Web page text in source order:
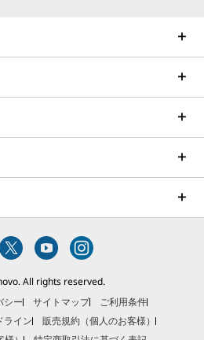
ンスをのため、米国国防総
験手順、品質チェックを満
回ることで、極端な気温、
な環境下でも安定した動作
現します。
異なります
ードウェアがサポートする最
プターによってバージョンが異
ンダーの更新状況によって異な
All rights reserved.
シー サイトマップ
ご利用条件
ライン
販売規約（個人のお客様）